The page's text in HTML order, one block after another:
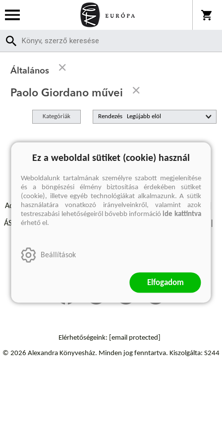
Általános
Paolo Giordano művei
Kategóriák Rendezés
A keresett kifejezésre nincs találat
Adatvédelmi szabályzatok Elállási felmondási nyilatkozat
ÁSZF - Vásárlási feltételek
Szállítási információk
Elérhetőségeink: [email protected]
© 2026 Alexandra Könyvesház. Minden jog fenntartva. Kiszolgálta: S244
Ez a weboldal sütiket (cookie) használ
Weboldalunk tartalmának személyre szabott megjelenítése
és a böngészési élmény biztosítása érdekében sütiket
(cookie), illetve egyéb technológiákat alkalmazunk. A sütik
használatára vonatkozó irányelveinkről, valamint azok
testreszabási lehetőségeiről bővebb információide kattintva
érhető el.
Beállítások
Elfogadom